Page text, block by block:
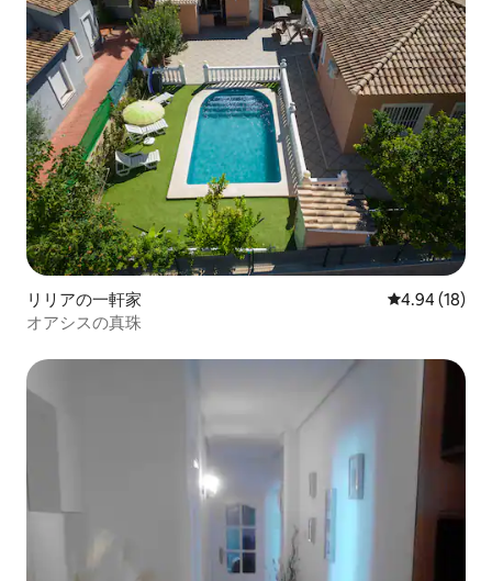
リリアの一軒家 レビュー18
4.94 (18)
オアシスの真珠